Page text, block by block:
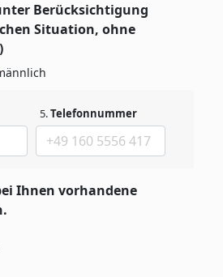
Berücksichtigung
Situation, ohne
5.Telefonnummer
Ihnen vorhandene